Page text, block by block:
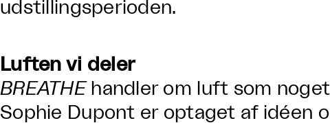
udstillingsperioden.
Luften vi deler
BREATHEhandler om luft som
Sophie Dupont er optaget af idéen